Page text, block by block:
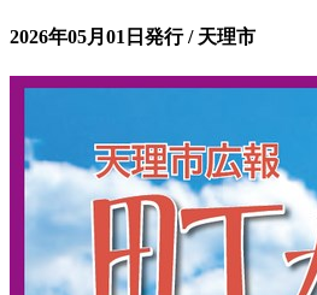
2026年05月01日発行 / 天理市